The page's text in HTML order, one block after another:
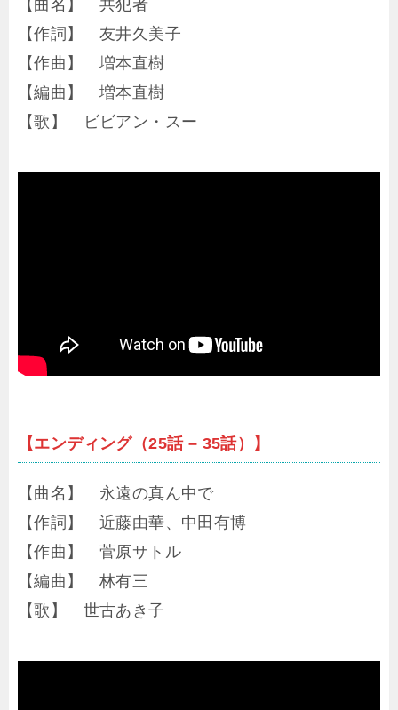
【曲名】 共犯者
【作詞】 友井久美子
【作曲】 増本直樹
【編曲】 増本直樹
【歌】 ビビアン・スー
【エンディング（25話 – 35話）】
【曲名】 永遠の真ん中で
【作詞】 近藤由華、中田有博
【作曲】 菅原サトル
【編曲】 林有三
【歌】 世古あき子